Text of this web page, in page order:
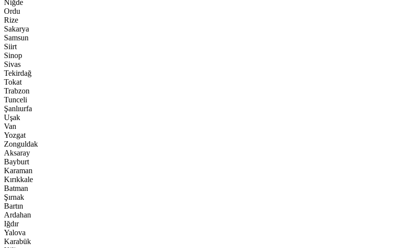
Niğde
Ordu
Rize
Sakarya
Samsun
Siirt
Sinop
Sivas
Tekirdağ
Tokat
Trabzon
Tunceli
Şanlıurfa
Uşak
Van
Yozgat
Zonguldak
Aksaray
Bayburt
Karaman
Kırıkkale
Batman
Şırnak
Bartın
Ardahan
Iğdır
Yalova
Karabük